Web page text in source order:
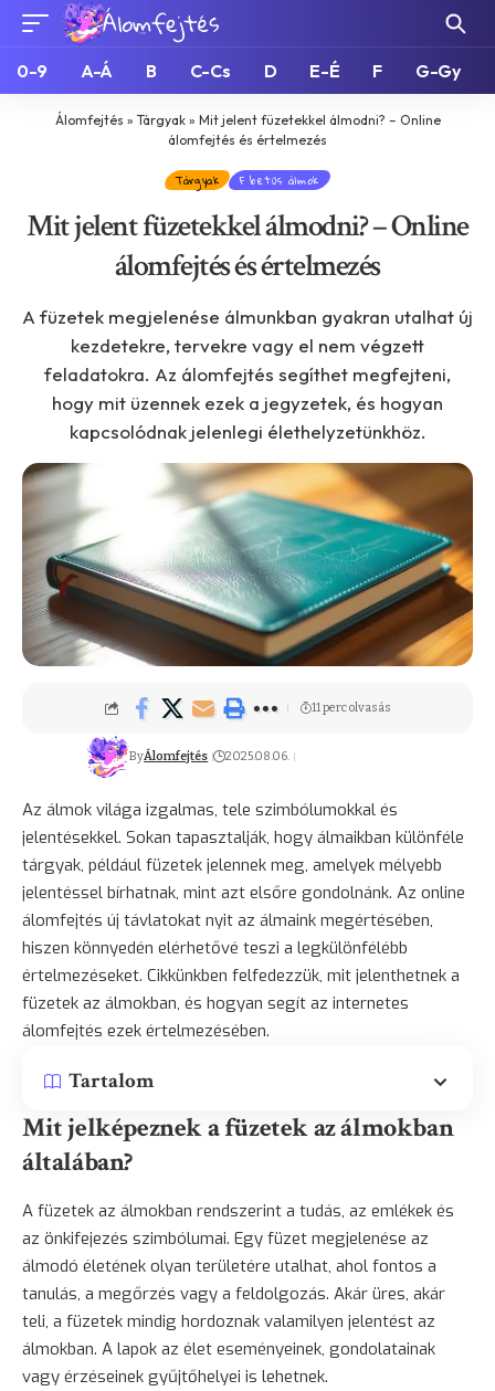
0-9 A-Á B C-Cs D E-É F G-Gy
Álomfejtés » Tárgyak» Mit jelent füzetekkel álmodni? – Online
álomfejtés és értelmezés
Tárgyak F betűs álmok
Mit jelent füzetekkel álmodni? – Online
álomfejtés és értelmezés
A füzetek megjelenése álmunkban gyakran utalhat új
kezdetekre, tervekre vagy el nem végzett
feladatokra. Az álomfejtés segíthet megfejteni,
hogy mit üzennek ezek a jegyzetek, és hogyan
kapcsolódnak jelenlegi élethelyzetünkhöz.
ByÁlomfejtés 2025.08.06.
11 perc olvasás
Az álmok világa izgalmas, tele szimbólumokkal és
jelentésekkel. Sokan tapasztalják, hogy álmaikban különféle
tárgyak, például füzetek jelennek meg, amelyek mélyebb
jelentéssel bírhatnak, mint azt elsőre gondolnánk. Az online
álomfejtés új távlatokat nyit az álmaink megértésében,
hiszen könnyedén elérhetővé teszi a legkülönfélébb
értelmezéseket. Cikkünkben felfedezzük, mit jelenthetnek a
füzetek az álmokban, és hogyan segít az internetes
álomfejtés ezek értelmezésében.
Tartalom
Mit jelképeznek a füzetek az álmokban
általában?
A füzetek az álmokban rendszerint a tudás, az emlékek és
az önkifejezés szimbólumai. Egy füzet megjelenése az
álmodó életének olyan területére utalhat, ahol fontos a
tanulás, a megőrzés vagy a feldolgozás. Akár üres, akár
teli, a füzetek mindig hordoznak valamilyen jelentést az
álmokban. A lapok az élet eseményeinek, gondolatainak
vagy érzéseinek gyűjtőhelyei is lehetnek.